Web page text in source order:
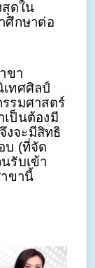
ดใน
ศึกษาต่อ
ขา
ทศศิลป์
รมศาสตร์
ป็นต้องมี
จะมีสิทธิ
บ (ที่จัด
รับเข้า
ขานี้